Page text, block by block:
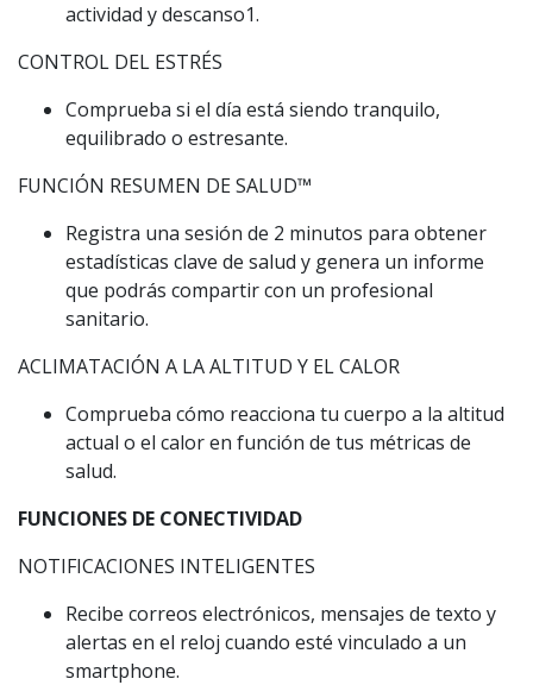
actividad y descanso1.
CONTROL DEL ESTRÉS
Comprueba si el día está siendo tranquilo,
equilibrado o estresante.
FUNCIÓN RESUMEN DE SALUD™️
Registra una sesión de 2 minutos para obtener
estadísticas clave de salud y genera un informe
que podrás compartir con un profesional
sanitario.
ACLIMATACIÓN A LA ALTITUD Y EL CALOR
Comprueba cómo reacciona tu cuerpo a la altitud
actual o el calor en función de tus métricas de
salud.
FUNCIONES DE CONECTIVIDAD
NOTIFICACIONES INTELIGENTES
Recibe correos electrónicos, mensajes de texto y
alertas en el reloj cuando esté vinculado a un
smartphone.